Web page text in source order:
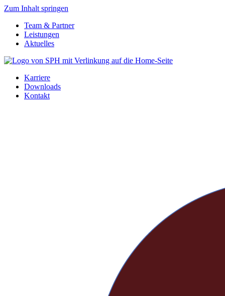
Zum Inhalt springen
Team & Partner
Leistungen
Aktuelles
Karriere
Downloads
Kontakt